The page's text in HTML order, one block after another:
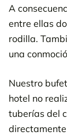
A
entre ellas
rodilla.
una
Nuestro
hotel no
tuberías del